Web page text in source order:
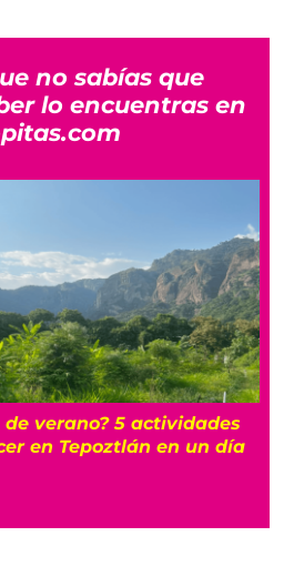
no sabías que
lo encuentras en
de verano? 5 actividades
en Tepoztlán en un día